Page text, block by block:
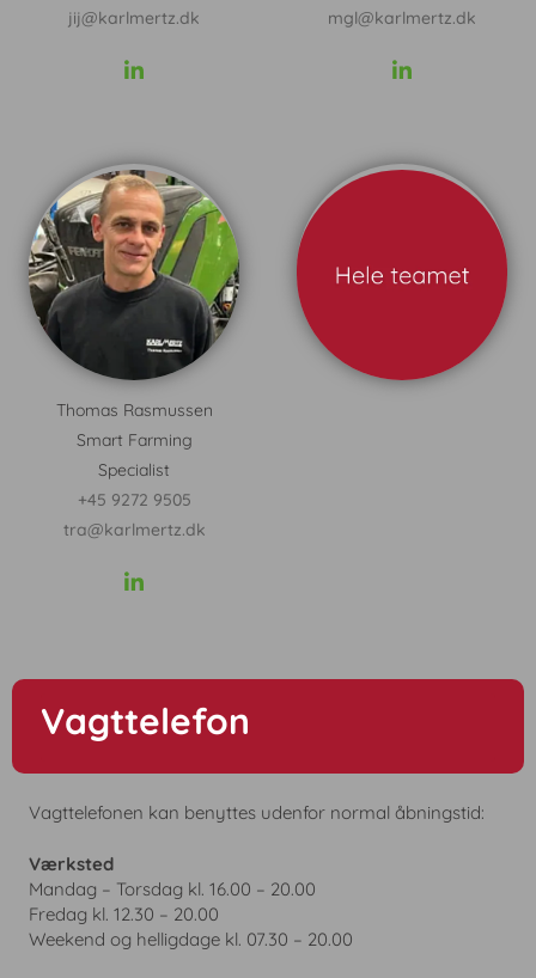
jij@karlmertz.dk
mgl@karlmertz.dk
Thomas Rasmussen
Smart Farming
Specialist
+45 9272 9505
tra@karlmertz.dk
Vagttelefon
Vagttelefonen kan benyttes udenfor normal åbningstid:
Værksted
Mandag – Torsdag kl. 16.00 – 20.00
Fredag kl. 12.30 – 20.00
Weekend og helligdage kl. 07.30 – 20.00